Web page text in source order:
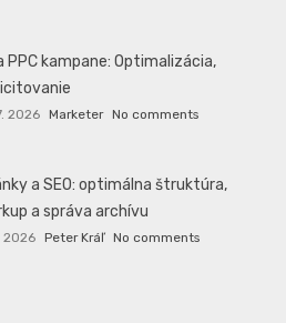
PPC kampane: Optimalizácia,
2026 Marketer No comments
a SEO: optimálna štruktúra,
a správa archívu
2026 Peter Kráľ No comments